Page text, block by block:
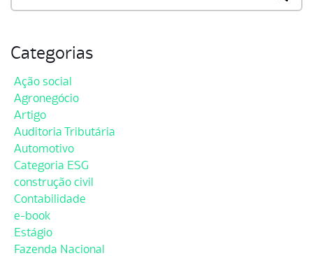
Categorias
Ação social
Agronegócio
Artigo
Auditoria Tributária
Automotivo
Categoria ESG
construção civil
Contabilidade
e-book
Estágio
Fazenda Nacional